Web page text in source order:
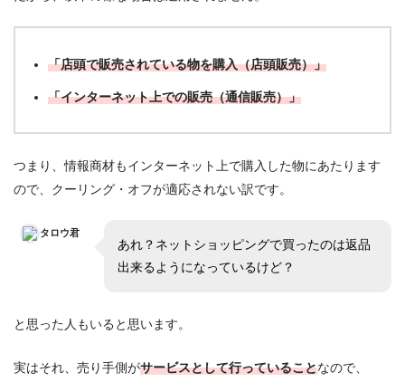
「店頭で販売されている物を購入（店頭販売）」
「インターネット上での販売（通信販売）」
つまり、情報商材もインターネット上で購入した物にあたります
ので、クーリング・オフが適応されない訳です。
タロウ君
あれ？ネットショッピングで買ったのは返品
出来るようになっているけど？
と思った人もいると思います。
実はそれ、売り手側がサービスとして行っていることなので、